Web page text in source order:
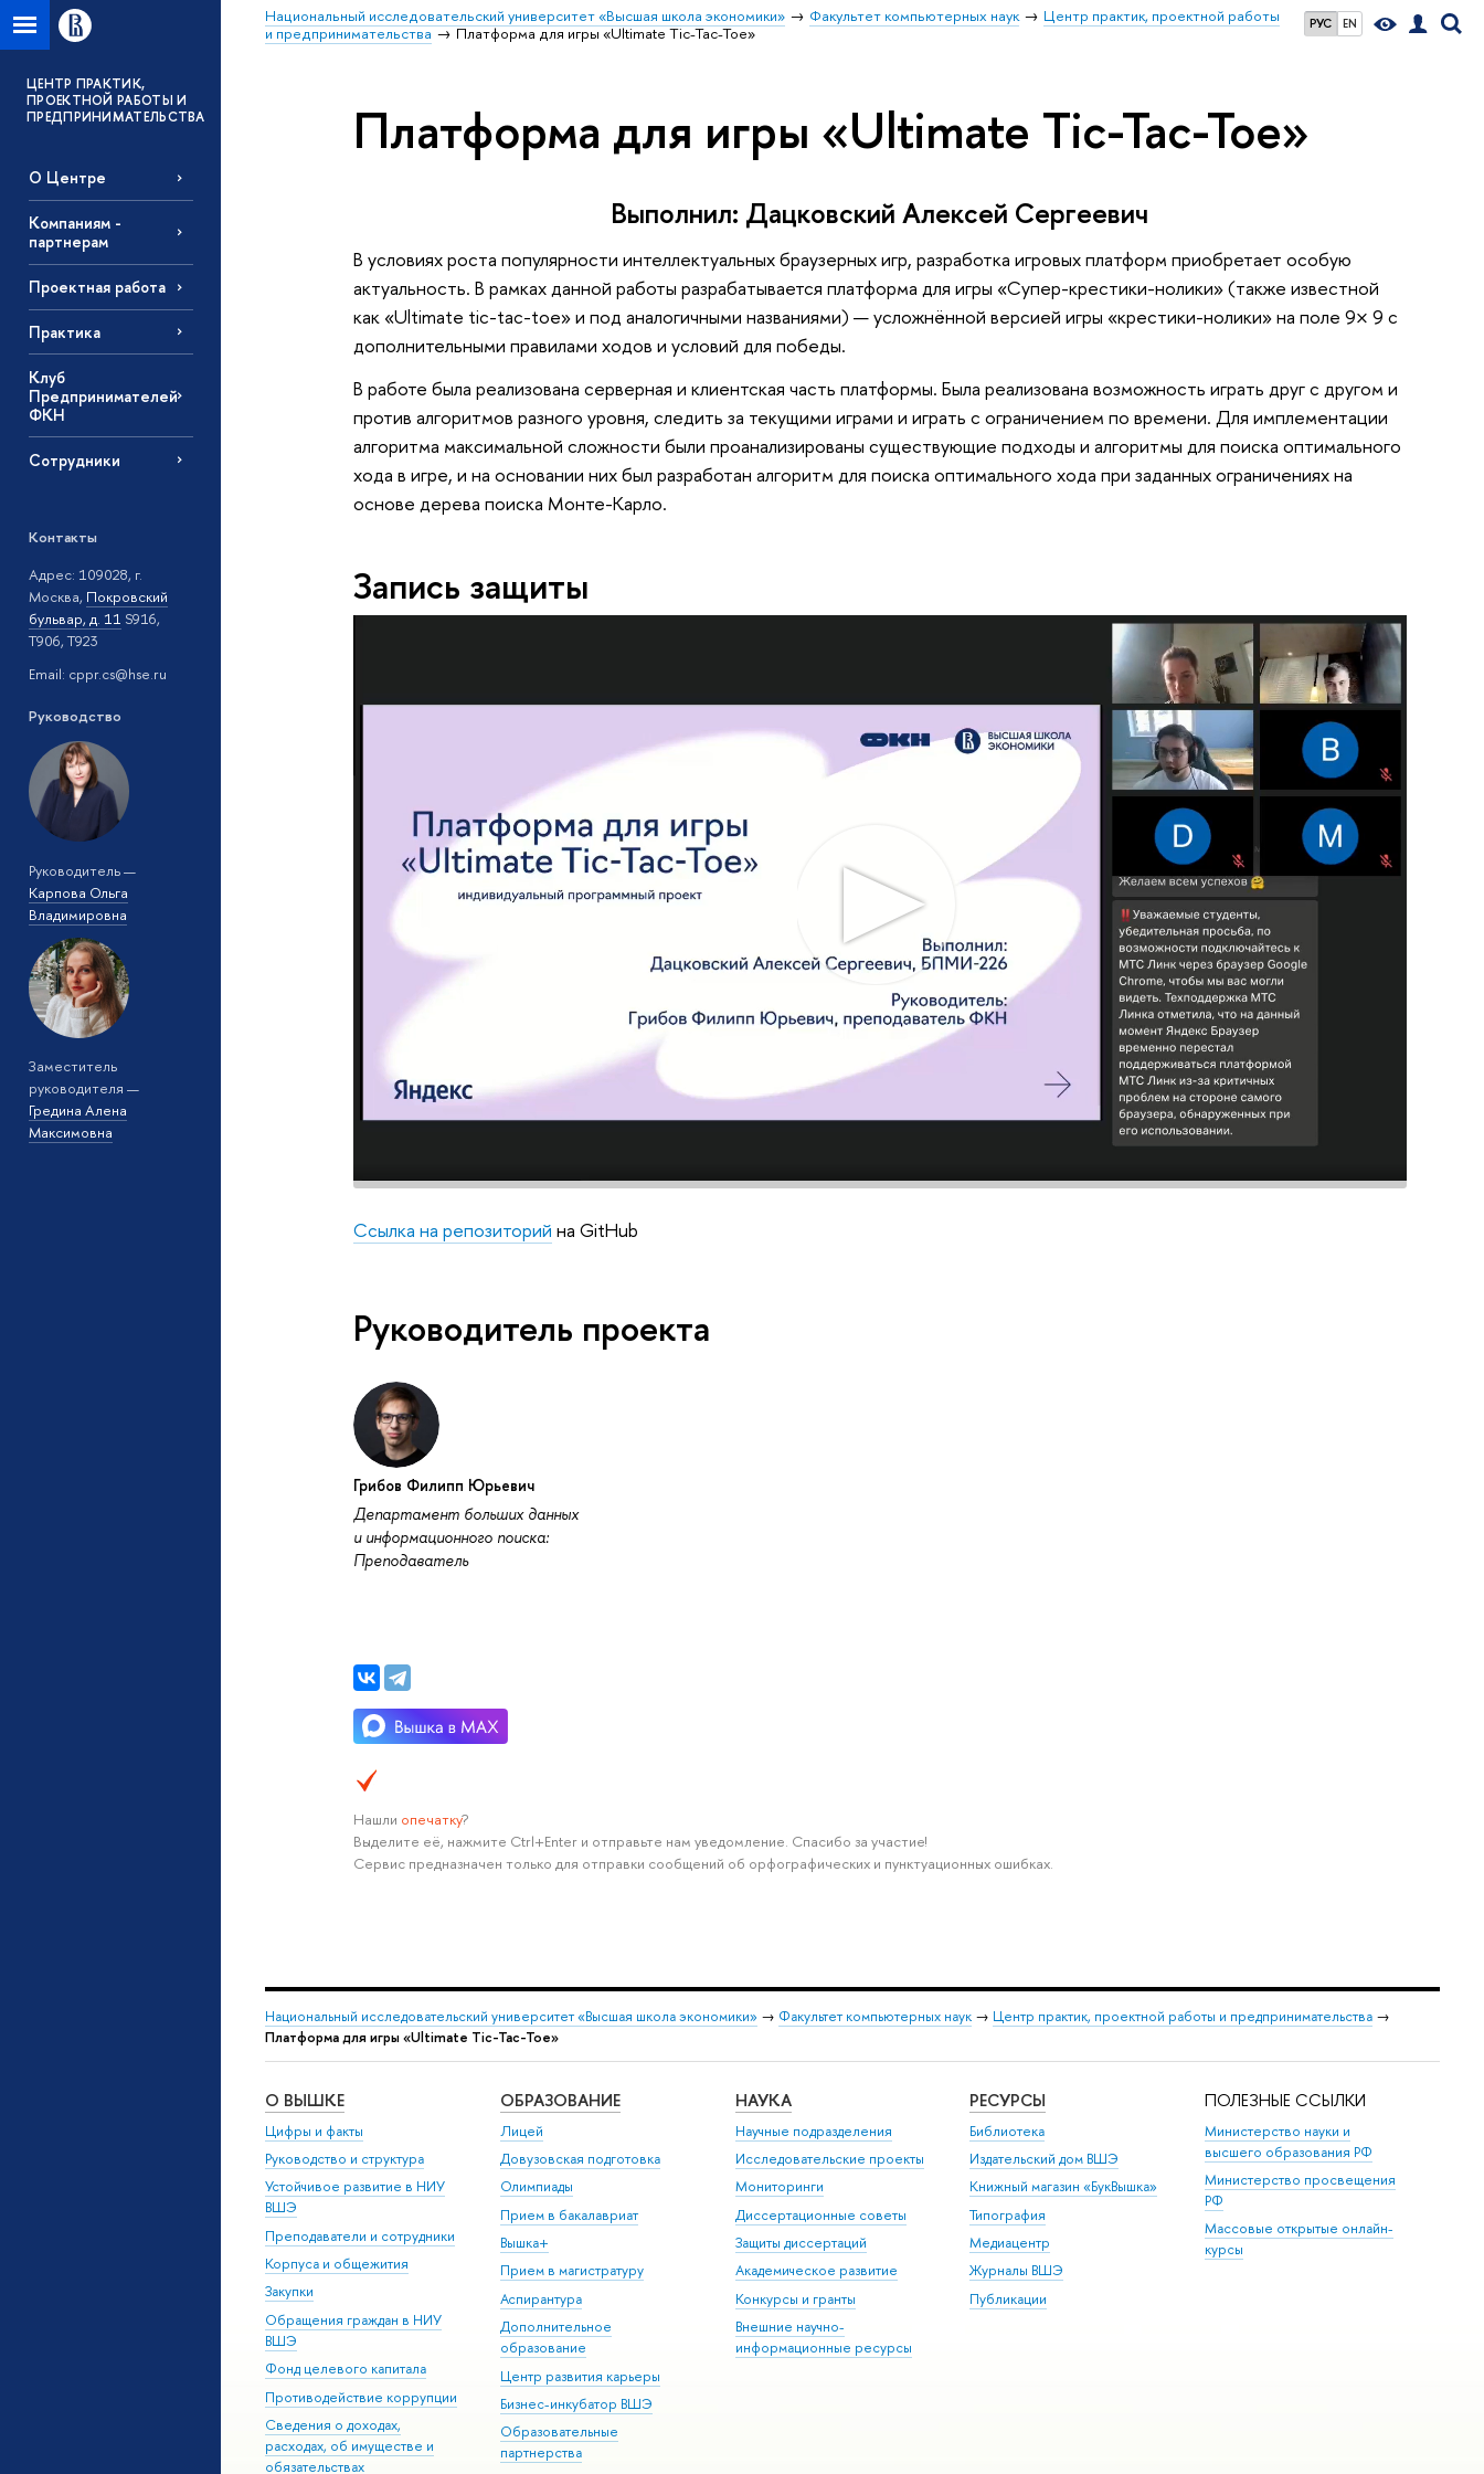
РУС EN
Национальный исследовательский университет «Высшая школа экономики» Факультет компьютерных наук
Центр практик, проектной работы
и предпринимательства
Платформа для игры «Ultimate Tic-Tac-Toe»
ЦЕНТР ПРАКТИК,
ПРОЕКТНОЙ РАБОТЫ И
ПРЕДПРИНИМАТЕЛЬСТВА
О Центре
Компаниям -
партнерам
Проектная работа
Практика
Клуб
Предпринимателей
ФКН
Сотрудники
Контакты
Адрес: 109028, г.
Москва, Покровский
бульвар, д. 11 S916,
T906, T923
Email: cppr.cs@hse.ru
Руководство
Руководитель —
Карпова Ольга
Владимировна
Заместитель
руководителя —
Гредина Алена
Максимовна
Платформа для игры «Ultimate Tic-Tac-Toe»
Выполнил: Дацковский Алексей Сергеевич
В условиях роста популярности интеллектуальных браузерных игр, разработка игровых платформ приобретает особую
актуальность. В рамках данной работы разрабатывается платформа для игры «Супер-крестики-нолики» (также известной
как «Ultimate tic-tac-toe» и под аналогичными названиями) — усложнённой версией игры «крестики-нолики» на поле 9× 9 с
дополнительными правилами ходов и условий для победы.
В работе была реализована серверная и клиентская часть платформы. Была реализована возможность играть друг с другом и
против алгоритмов разного уровня, следить за текущими играми и играть с ограничением по времени. Для имплементации
алгоритма максимальной сложности были проанализированы существующие подходы и алгоритмы для поиска оптимального
хода в игре, и на основании них был разработан алгоритм для поиска оптимального хода при заданных ограничениях на
основе дерева поиска Монте-Карло.
Запись защиты
Ссылка на репозиторий на GitHub
Руководитель проекта
Грибов Филипп Юрьевич
Департамент больших данных
и информационного поиска:
Преподаватель
Нашли опечатку?
Выделите её, нажмите Ctrl+Enter и отправьте нам уведомление. Спасибо за участие!
Сервис предназначен только для отправки сообщений об орфографических и пунктуационных ошибках.
Национальный исследовательский университет «Высшая школа экономики» → Факультет компьютерных наук → Центр практик, проектной работы и предпринимательства →
Платформа для игры «Ultimate Tic-Tac-Toe»
О ВЫШКЕ
Цифры и факты
Руководство и структура
Устойчивое развитие в НИУ
ВШЭ
Преподаватели и сотрудники
Корпуса и общежития
Закупки
Обращения граждан в НИУ
ВШЭ
Фонд целевого капитала
Противодействие коррупции
Сведения о доходах,
расходах, об имуществе и
обязательствах
ОБРАЗОВАНИЕ
Лицей
Довузовская подготовка
Олимпиады
Прием в бакалавриат
Вышка+
Прием в магистратуру
Аспирантура
Дополнительное
образование
Центр развития карьеры
Бизнес-инкубатор ВШЭ
Образовательные
партнерства
НАУКА
Научные подразделения
Исследовательские проекты
Мониторинги
Диссертационные советы
Защиты диссертаций
Академическое развитие
Конкурсы и гранты
Внешние научно-
информационные ресурсы
РЕСУРСЫ
Библиотека
Издательский дом ВШЭ
Книжный магазин «БукВышка»
Типография
Медиацентр
Журналы ВШЭ
Публикации
ПОЛЕЗНЫЕ ССЫЛКИ
Министерство науки и
высшего образования РФ
Министерство просвещения
РФ
Массовые открытые онлайн-
курсы